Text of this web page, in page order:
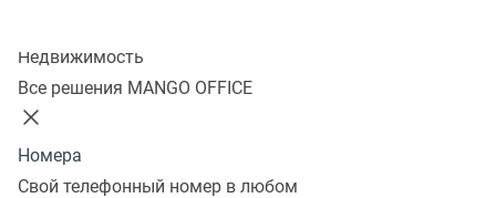
Недвижимость
Все решения MANGO OFFICE
Номера
Свой телефонный номер в любом
управления бизнес-процессами и создания
Платформа содержит: